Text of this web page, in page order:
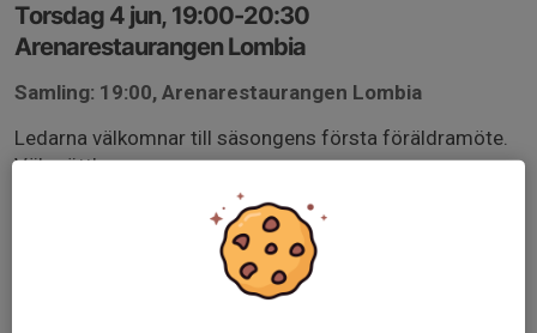
Torsdag 4 jun, 19:00-20:30
Arenarestaurangen Lombia
Samling: 19:00, Arenarestaurangen Lombia
Ledarna välkomnar till säsongens första föräldramöte.
Väl mött!